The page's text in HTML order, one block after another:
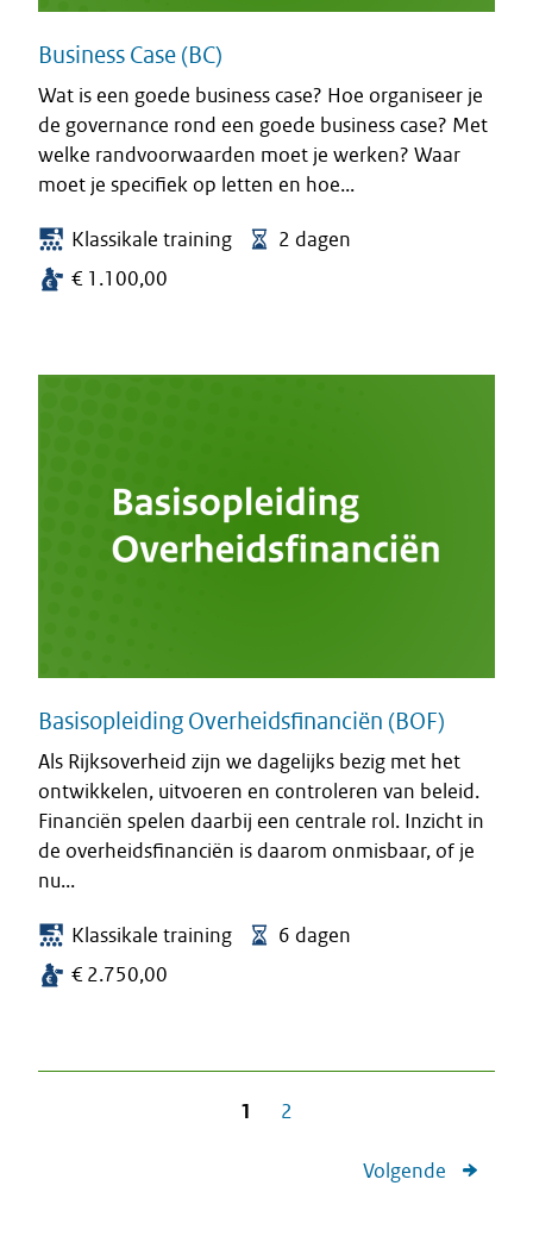
Business Case (BC)
Wat is een goede business case? Hoe organiseer je
de governance rond een goede business case? Met
welke randvoorwaarden moet je werken? Waar
moet je specifiek op letten en hoe...
Klassikale training
2 dagen
€ 1.100,00
Basisopleiding Overheidsfinanciën (BOF)
Als Rijksoverheid zijn we dagelijks bezig met het
ontwikkelen, uitvoeren en controleren van beleid.
Financiën spelen daarbij een centrale rol. Inzicht in
de overheidsfinanciën is daarom onmisbaar, of je
nu...
Klassikale training
6 dagen
€ 2.750,00
1 2
Volgende